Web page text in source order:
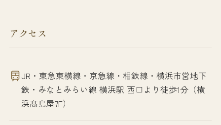
アクセス
JR・東急東横線・京急線・相鉄線・横浜市営地下
鉄・みなとみらい線 横浜駅 西口より徒歩1分（横
浜髙島屋7F）